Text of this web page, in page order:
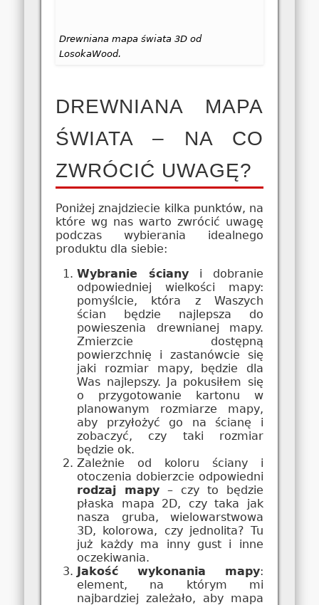
Drewniana mapa świata 3D od
LosokaWood.
DREWNIANA MAPA
ŚWIATA – NA CO
ZWRÓCIĆ UWAGĘ?
Poniżej znajdziecie kilka punktów, na
które wg nas warto zwrócić uwagę
podczas wybierania idealnego
produktu dla siebie:
Wybranie ściany i dobranie
odpowiedniej wielkości mapy:
pomyślcie, która z Waszych
ścian będzie najlepsza do
powieszenia drewnianej mapy.
Zmierzcie dostępną
powierzchnię i zastanówcie się
jaki rozmiar mapy, będzie dla
Was najlepszy. Ja pokusiłem się
o przygotowanie kartonu w
planowanym rozmiarze mapy,
aby przyłożyć go na ścianę i
zobaczyć, czy taki rozmiar
będzie ok.
Zależnie od koloru ściany i
otoczenia dobierzcie odpowiedni
rodzaj mapy – czy to będzie
płaska mapa 2D, czy taka jak
nasza gruba, wielowarstwowa
3D, kolorowa, czy jednolita? Tu
już każdy ma inny gust i inne
oczekiwania.
Jakość wykonania mapy:
element, na którym mi
najbardziej zależało, aby mapa